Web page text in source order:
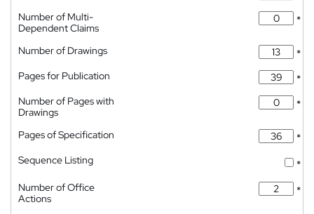
Number of Multi-
Dependent Claims
*
Number of Drawings
*
Pages for Publication
*
Number of Pages with
Drawings
*
Pages of Specification
*
Sequence Listing
*
Number of Office
Actions
*